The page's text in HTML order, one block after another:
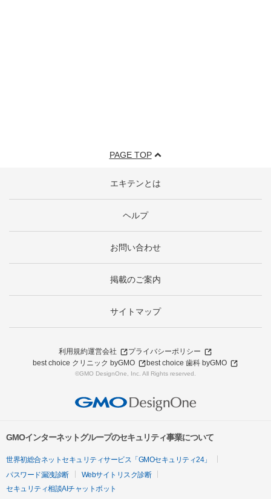
PAGE TOP
エキテンとは
ヘルプ
お問い合わせ
掲載のご案内
サイトマップ
利用規約運営会社
プライバシーポリシー
best choice クリニック byGMO
best choice 歯科 byGMO
©GMO DesignOne, Inc. All Rights reserved.
GMOインターネットグループのセキュリティ事業について
世界初総合ネットセキュリティサービス「GMOセキュリティ24」
パスワード漏洩診断
Webサイトリスク診断
セキュリティ相談AIチャットボット